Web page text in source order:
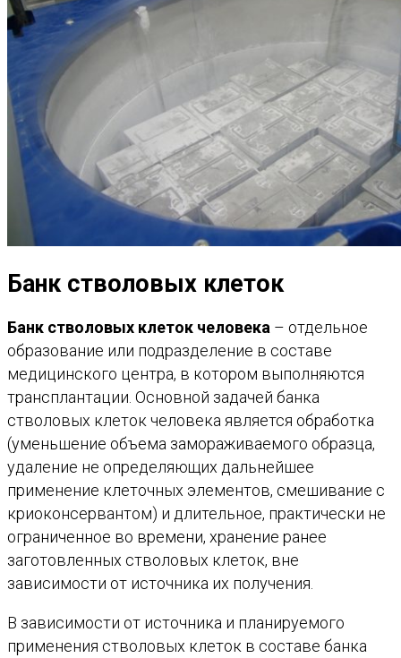
Банк стволовых клеток
Банк стволовых клеток человека – отдельное
образование или подразделение в составе
медицинского центра, в котором выполняются
трансплантации. Основной задачей банка
стволовых клеток человека является обработка
(уменьшение объема замораживаемого образца,
удаление не определяющих дальнейшее
применение клеточных элементов, смешивание с
криоконсервантом) и длительное, практически не
ограниченное во времени, хранение ранее
заготовленных стволовых клеток, вне
зависимости от источника их получения.
В зависимости от источника и планируемого
применения стволовых клеток в составе банка